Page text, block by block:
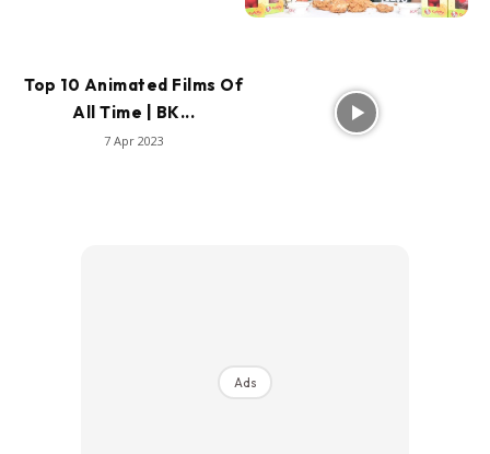
Top 10 Animated Films Of
All Time | BK...
7 Apr 2023
Ads